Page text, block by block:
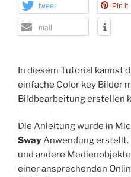
tweet Pin it
mail
In diesem Tutorial kannst
einfache Color key Bilder
Bildbearbeitung erstellen
Die Anleitung wurde in
SwayAnwendung erstellt.
und andere
einer ansprechenden